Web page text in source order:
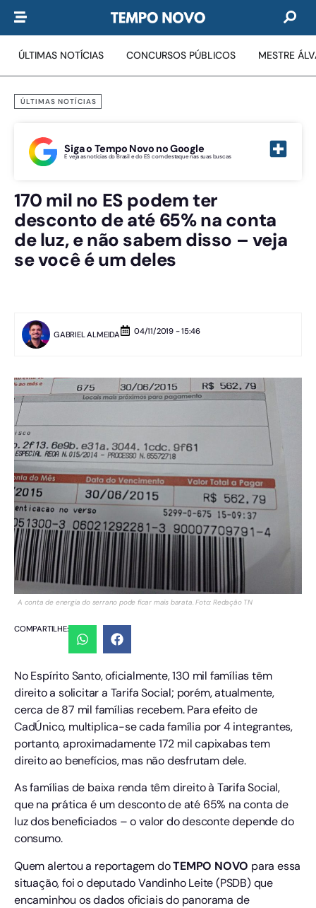
ÚLTIMAS NOTÍCIAS CONCURSOS PÚBLICOS MESTRE
ÚLTIMAS NOTÍCIAS
Siga o Tempo Novo no Google
E veja as notícias do Brasil e do ES com destaque nas suas buscas
170 mil no ES podem ter
desconto de até 65% na conta
de luz, e não sabem disso – veja
se você é um deles
GABRIEL ALMEIDA 04/11/2019 - 15:46
A conta de energia do serrano pode ficar mais barata. Foto: Redação TN
COMPARTILHE:
No Espírito Santo, oficialmente, 130 mil famílias têm
direito a solicitar a Tarifa Social; porém, atualmente,
cerca de 87 mil famílias recebem. Para efeito de
CadÚnico, multiplica-se cada família por 4 integrantes,
portanto, aproximadamente 172 mil capixabas tem
direito ao benefícios, mas não desfrutam dele.
As famílias de baixa renda têm direito à Tarifa Social,
que na prática é um desconto de até 65% na conta de
luz dos beneficiados – o valor do desconte depende do
consumo.
Quem alertou a reportagem doTEMPO NOVO para essa
situação, foi o deputado Vandinho Leite (PSDB) que
encaminhou os dados oficiais do panorama de